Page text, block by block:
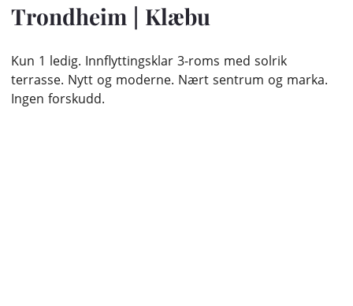
Trondheim | Klæbu
Kun 1 ledig. Innflyttingsklar 3-roms med solrik
terrasse. Nytt og moderne. Nært sentrum og marka.
Ingen forskudd.